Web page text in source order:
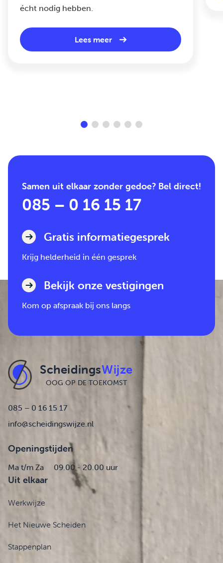
écht nodig hebben.
Lees meer
Samen uit elkaar zonder gedoe? Bel direct!
085 – 0 16 15 17
Gratis informatiegesprek
Krijg helderheid in één gesprek
Bekijk onze vestigingen
Kom op afspraak bij ons langs
ScheidingsWijze
OOG OP DE TOEKOMST
085 – 0 16 15 17
info@scheidingswijze.nl
Openingstijden
Ma t/m Za 09.00 - 20.00 uur
Uit elkaar
Werkwijze
Het Nieuwe Scheiden
Stappenplan